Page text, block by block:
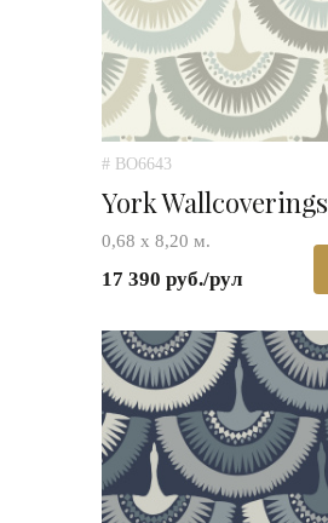
# BO6643
York Wallcoverings
0,68 х 8,20 м.
17 390 руб./рул